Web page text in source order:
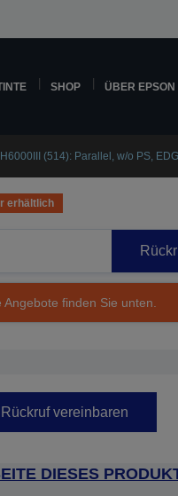
SHOP ÜBER EPSON
(514): Parallel, w/o PS, EDG
erhältlich
finden Sie unten.
Rückruf vereinbaren
DIESES